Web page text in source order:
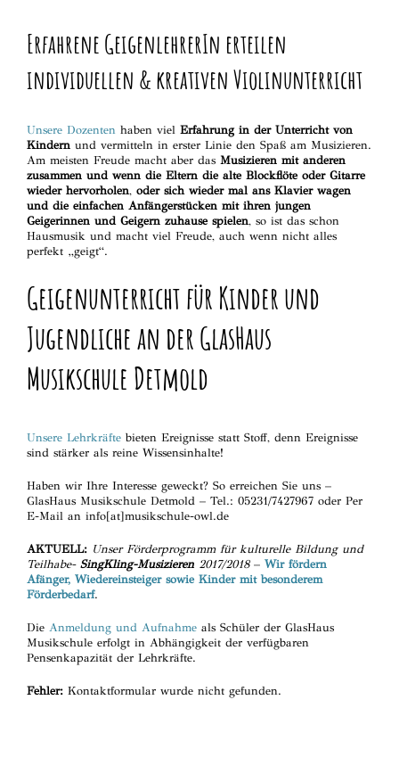
Erfahrene GeigenlehrerIn erteilen
individuellen & kreativen Violinunterricht
Unsere Dozenten haben viel Erfahrung in der Unterricht von
Kindern und vermitteln in erster Linie den Spaß am Musizieren.
Am meisten Freude macht aber das Musizieren mit anderen
zusammen und wenn die Eltern die alte Blockflöte oder Gitarre
wieder hervorholen, oder sich wieder mal ans Klavier wagen
und die einfachen Anfängerstücken mit ihren jungen
Geigerinnen und Geigern zuhause spielen, so ist das schon
Hausmusik und macht viel Freude, auch wenn nicht alles
perfekt „geigt“.
Geigenunterricht für Kinder und
Jugendliche an der GlasHaus
Musikschule Detmold
Unsere Lehrkräfte bieten Ereignisse statt Stoff, denn Ereignisse
sind stärker als reine Wissensinhalte!
Haben wir Ihre Interesse geweckt? So erreichen Sie uns –
GlasHaus Musikschule Detmold – Tel.: 05231/7427967 oder Per
E-Mail an info[at]musikschule-owl.de
AKTUELL: Unser Förderprogramm für kulturelle Bildung und
Teilhabe- SingKling-Musizieren 2017/2018– Wir fördern
Afänger, Wiedereinsteiger sowie Kinder mit besonderem
Förderbedarf.
Die Anmeldung und Aufnahme als Schüler der GlasHaus
Musikschule erfolgt in Abhängigkeit der verfügbaren
Pensenkapazität der Lehrkräfte.
Fehler: Kontaktformular wurde nicht gefunden.